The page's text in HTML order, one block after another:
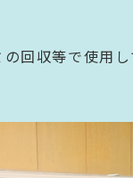
回収等で使用